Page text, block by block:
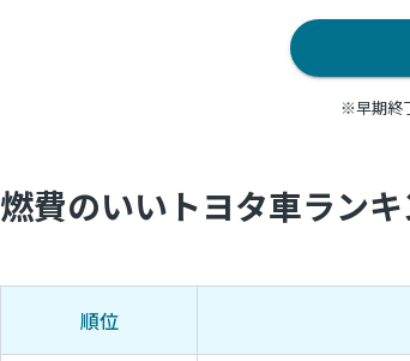
※早期終
燃費のいいトヨタ車ラン
順位